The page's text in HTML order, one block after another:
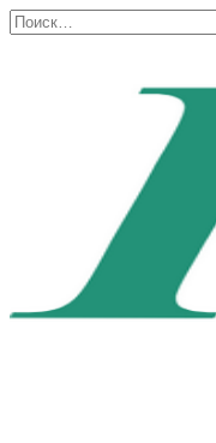
Перейти
к
Search
for: